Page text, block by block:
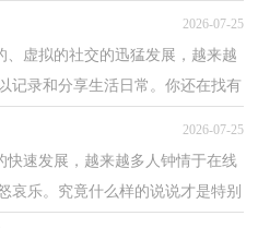
成低不就，日日怨天尤...
2026-07-25
、虚拟的社交的迅猛发展，越来越
记录和分享生活日常。你还在找有
2026-07-25
快速发展，越来越多人钟情于在线
哀乐。究竟什么样的说说才是特别
的说说，欢迎阅读与...